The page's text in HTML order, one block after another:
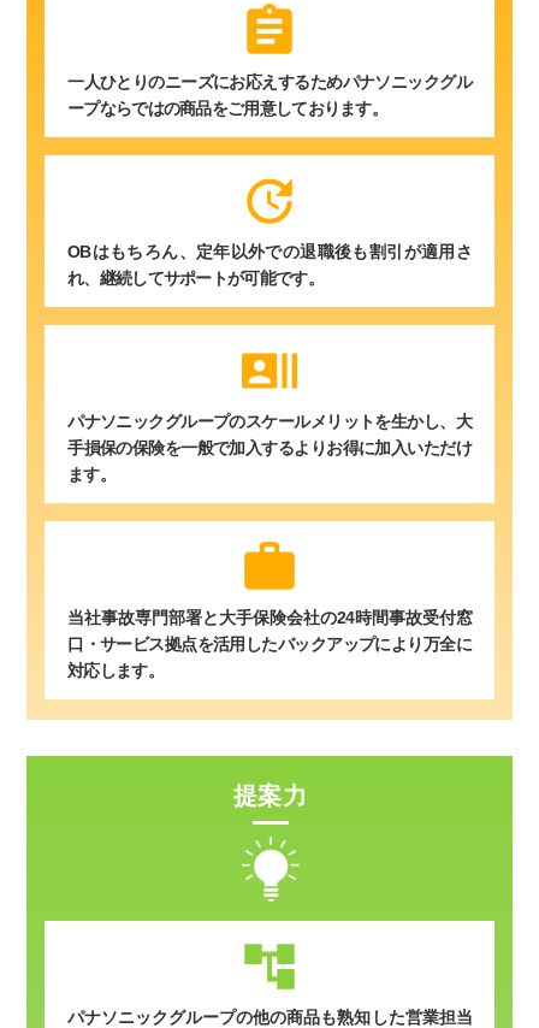
assignment
一人ひとりのニーズにお応えするためパナソニックグル
ープならではの商品をご用意しております。
update
OBはもちろん、定年以外での退職後も割引が適用さ
れ、継続してサポートが可能です。
recent_actors
パナソニックグループのスケールメリットを生かし、大
手損保の保険を一般で加入するよりお得に加入いただけ
ます。
work
当社事故専門部署と大手保険会社の24時間事故受付窓
口・サービス拠点を活用したバックアップにより万全に
対応します。
提案力
パナソニックグループの他の商品も熟知した営業担当